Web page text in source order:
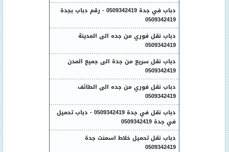
دباب في جدة 0509342419 - رقم دباب بجدة
0509342419
دباب نقل فوري من جده الى المدينة
0509342419
دباب نقل سريع من جدة الى جميع المدن
0509342419
دباب نقل فوري من جده الى الطائف
0509342419
دباب نقل في جدة 0509342419 - دباب تحميل
في جدة 0509342419
دباب نقل تحميل خلاط اسمنت جدة
0509342419